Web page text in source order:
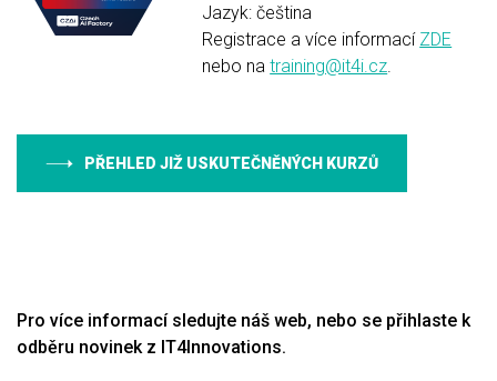
Jazyk: čeština
Registrace a více informací ZDE
nebo natraining@it4i.cz.
PŘEHLED JIŽ USKUTEČNĚNÝCH KURZŮ
Pro více informací sledujte náš web, nebo se přihlaste k
odběru novinek z IT4Innovations.